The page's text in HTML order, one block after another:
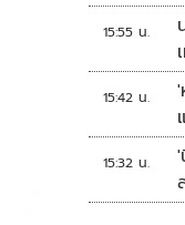
15:55 น.
15:42 น.
'
15:32 น.
'